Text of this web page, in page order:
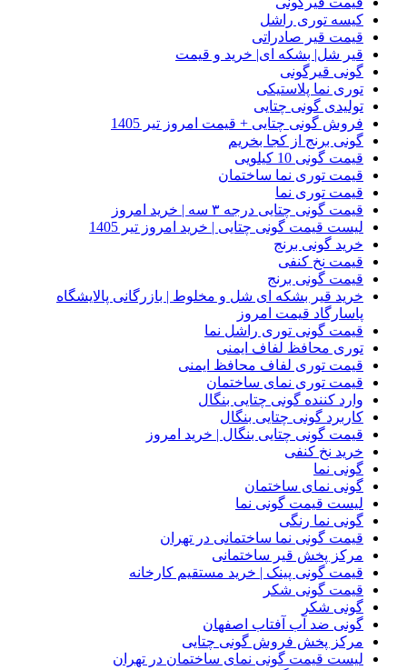
کیسه توری راشل
قیمت قیر صادراتی
قیر شل| بشکه ای| خرید و قیمت
گونی قیرگونی
توری نما پلاستیکی
تولیدی گونی چتایی
فروش گونی چتایی + قیمت امروز تیر 1405
گونی برنج از کجا بخریم
قیمت گونی 10 کیلویی
قیمت توری نما ساختمان
قیمت توری نما
قیمت گونی چتایی درجه ۳ سه | خرید امروز
لیست قیمت گونی چتایی | خرید امروز تیر 1405
خرید گونی برنج
قیمت نخ کنفی
قیمت گونی برنج
خرید قیر بشکه ای شل و مخلوط | بازرگانی پالایشگاه
پاسارگاد قیمت امروز
قیمت گونی توری راشل نما
توری محافظ لفاف ایمنی
قیمت توری لفاف محافظ ایمنی
قیمت توری نمای ساختمان
وارد کننده گونی چتایی بنگال
کاربرد گونی چتایی بنگال
قیمت گونی چتایی بنگال | خرید امروز
خرید نخ کنفی
گونی نما
گونی نمای ساختمان
لیست قیمت گونی نما
گونی نما رنگی
قیمت گونی نما ساختمانی در تهران
مرکز پخش قیر ساختمانی
قیمت گونی پینک | خرید مستقیم کارخانه
قیمت گونی شکر
گونی شکر
گونی ضد آب آفتاب اصفهان
مرکز پخش فروش گونی چتایی
لیست قیمت گونی نمای ساختمان در تهران